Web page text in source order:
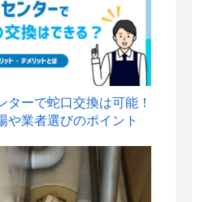
ターで蛇口交換は可能！
や業者選びのポイント